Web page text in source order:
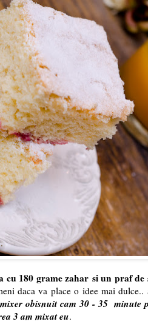
cu 180 grame zahar si un praf de
daca va place o idee mai
obisnuit cam 30 - 35 minute
3 am mixat eu.